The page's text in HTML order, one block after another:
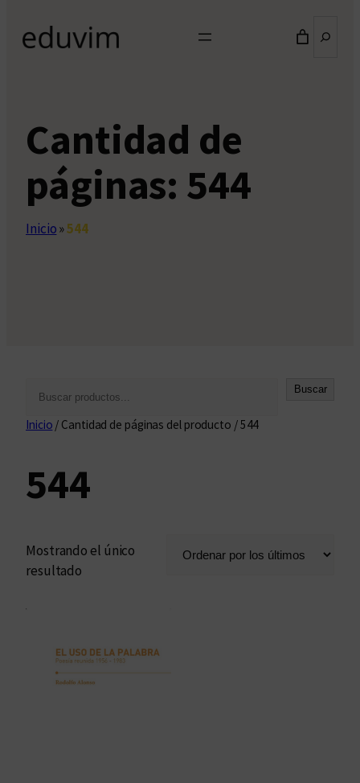
Cantidad de
páginas: 544
Inicio»544
s
r
Buscar
Inicio / Cantidad de páginas del producto / 544
544
Mostrando el único
resultado